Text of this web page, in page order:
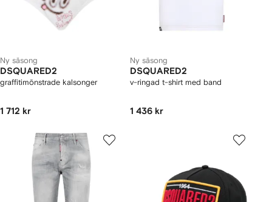
Ny säsong
DSQUARED2
graffitimönstrade kalsonger
1 712 kr
Ny säsong
DSQUARED2
v-ringad t-shirt med band
1 436 kr